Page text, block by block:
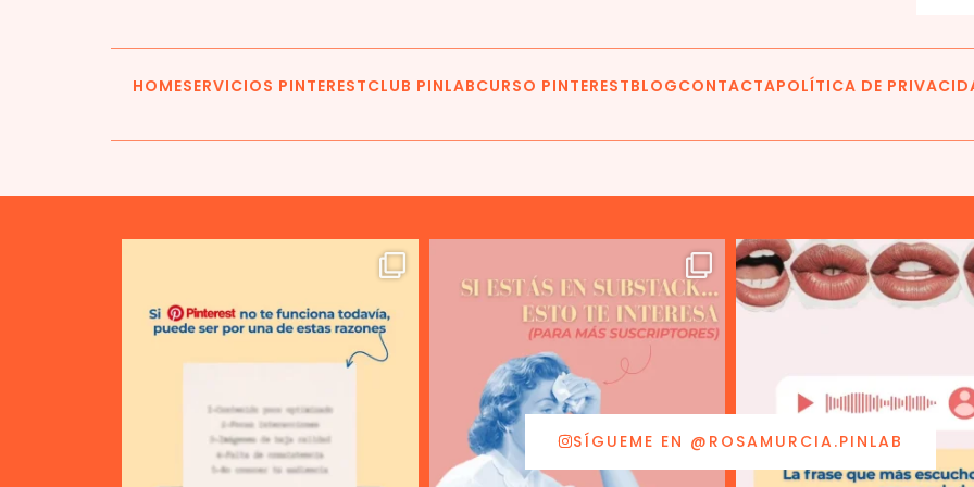
HOMESERVICIOS PINTERESTCLUB PINLABCURSO PINTERESTBLOGCONTACTAPOLÍTICA DE
SÍGUEME EN @ROSAMURCIA.PINLAB